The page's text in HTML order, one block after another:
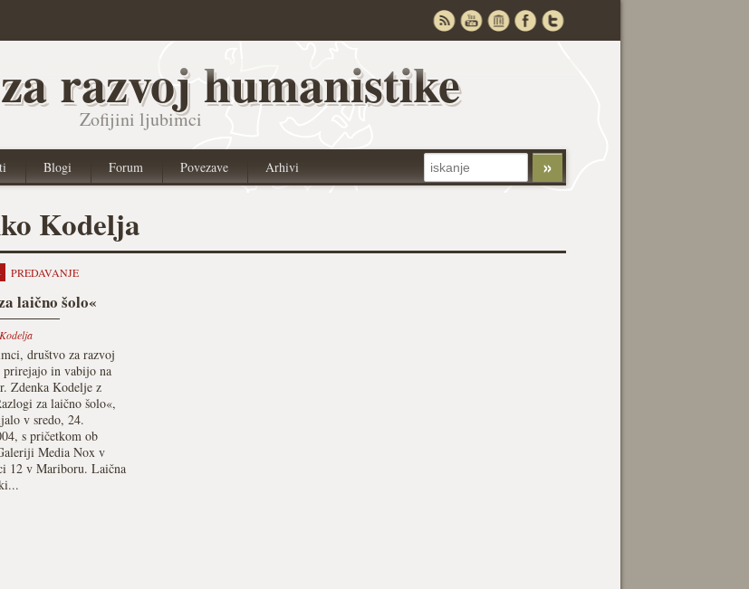
razvoj humanistike
Zofijini ljubimci
Blogi Forum Povezave Arhivi
Kodelja
PREDAVANJE
laično šolo«
društvo za razvoj
prirejajo in vabijo na
Zdenka Kodelje z
za laično šolo«,
v sredo, 24.
s pričetkom ob
Media Nox v
12 v Mariboru. Laična